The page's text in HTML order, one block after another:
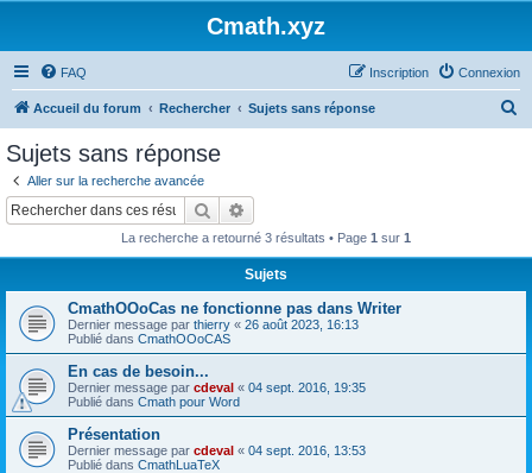
Cmath.xyz
FAQ Connexion
Inscription
Accueil du forum Rechercher Sujets sans réponse
Sujets sans réponse
Aller sur la recherche avancée
Rechercher
La recherche a retourné 3 résultats • Page 1 sur 1
Sujets
CmathOOoCas ne fonctionne pas dans Writer
Dernier message par thierry « 26 août 2023, 16:13
Publié dans CmathOOoCAS
En cas de besoin...
Dernier message par cdeval « 04 sept. 2016, 19:35
Publié dans Cmath pour Word
Présentation
Dernier message par cdeval « 04 sept. 2016, 13:53
Publié dans CmathLuaTeX